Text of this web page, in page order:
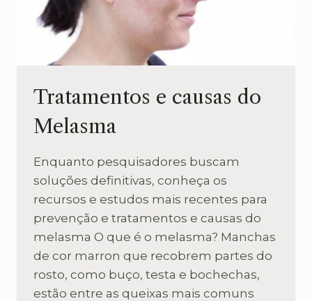
Tratamentos e causas do
Melasma
Enquanto pesquisadores buscam
soluções definitivas, conheça os
recursos e estudos mais recentes para
prevenção e tratamentos e causas do
melasma O que é o melasma? Manchas
de cor marron que recobrem partes do
rosto, como buço, testa e bochechas,
estão entre as queixas mais comuns